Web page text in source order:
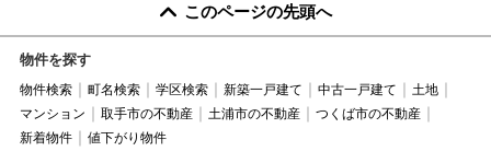
このページの先頭へ
物件を探す
物件検索 町名検索 学区検索 新築一戸建て 中古一戸建て
土地
マンション
取手市の不動産 土浦市の不動産
つくば市の不動産
新着物件
値下がり物件